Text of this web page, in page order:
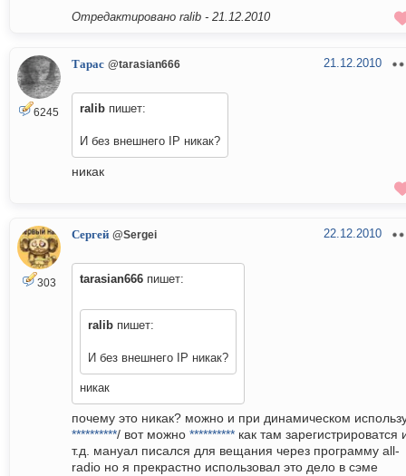
Отредактировано ralib - 21.12.2010
6245
Тарас @tarasian666 21.12.2010
ralib пишет:
И без внешнего IP никак?
никак
303
Сергей @Sergei 22.12.2010
tarasian666 пишет:
ralib пишет:
И без внешнего IP никак?
никак
почему это никак? можно и при динамическом
**********/ вот можно ********** как там зарегистрироватся
т.д. мануал писался для вещания через программу all-
radio но я прекрастно использовал это дело в сэме